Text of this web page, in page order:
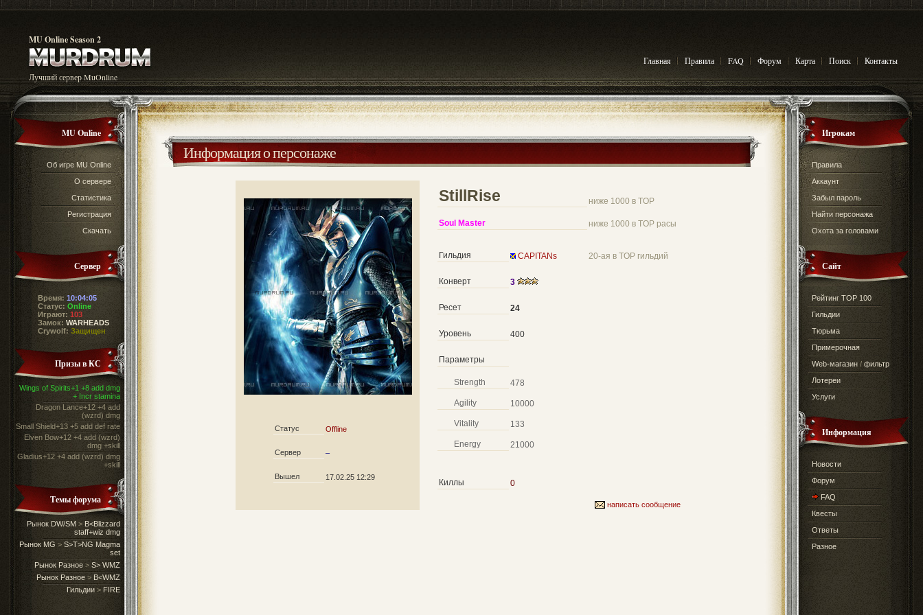
MU Online Season 2
Лучший сервер MuOnline
Главная Правила FAQ Форум Карта Поиск Контакты
MU Online
Об игре MU Online
О сервере
Статистика
Регистрация
Скачать
Сервер
Время: 10:04:05
Статус: Online
Играют: 103
Замок: WARHEADS
Crywolf: Защищен
Призы в КС
Wings of Spirits+1 +8 add dmg
+ Incr stamina
Dragon Lance+12 +4 add
(wzrd) dmg
Small Shield+13 +5 add def rate
Elven Bow+12 +4 add (wzrd)
dmg +skill
Gladius+12 +4 add (wzrd) dmg
+skill
Темы форума
Рынок DW/SM > B<Blizzard
staff+wiz dmg
Рынок MG > S>T>NG Magma
set
Рынок Разное > S> WMZ
Рынок Разное > B<WMZ
Гильдии > FIRE
Информация о персонаже
StillRise ниже 1000 в TOP
Soul Master ниже 1000 в TOP расы
Гильдия CAPITANs 20-ая в TOP гильдий
Конверт 3
Ресет 24
Уровень 400
Параметры
Strength 478
Agility 10000
Vitality 133
Energy 21000
Киллы 0
написать сообщение
Статус Offline
Сервер –
Вышел 17.02.25 12:29
Игрокам
Правила
Аккаунт
Забыл пароль
Найти персонажа
Охота за головами
Сайт
Рейтинг TOP 100
Гильдии
Тюрьма
Примерочная
Web-магазин / фильтр
Лотереи
Услуги
Информация
Новости
Форум
FAQ
Квесты
Ответы
Разное